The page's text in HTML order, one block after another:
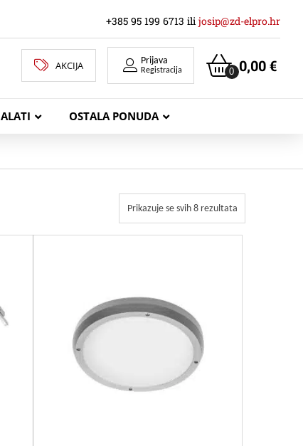
+385 95 199 6713 ili josip@zd-elpro.hr
AKCIJA Prijava
Registracija 0,00€
0
ALATI OSTALA PONUDA
MREŽNI LAN KABELI
KOAKSIJALNI KABELI
ZVUČNIČKI KABEL
Prikazuje se svih 8 rezultata